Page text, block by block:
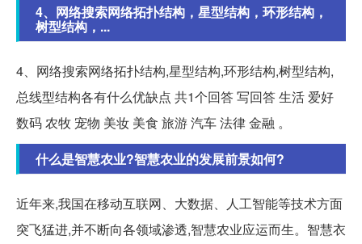
4、网络搜索网络拓扑结构，星型结构，环形结构，
树型结构，...
4、网络搜索网络拓扑结构,星型结构,环形结构,树型结构,
总线型结构各有什么优缺点 共1个回答 写回答 生活 爱好
数码 农牧 宠物 美妆 美食 旅游 汽车 法律 金融 。
什么是智慧农业?智慧农业的发展前景如何?
近年来,我国在移动互联网、大数据、人工智能等技术方面
突飞猛进,并不断向各领域渗透,智慧农业应运而生。智慧衣